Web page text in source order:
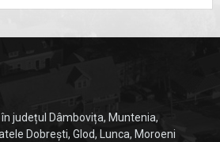
județul Dâmbovița, Muntenia,
Dobrești, Glod, Lunca, Moroeni